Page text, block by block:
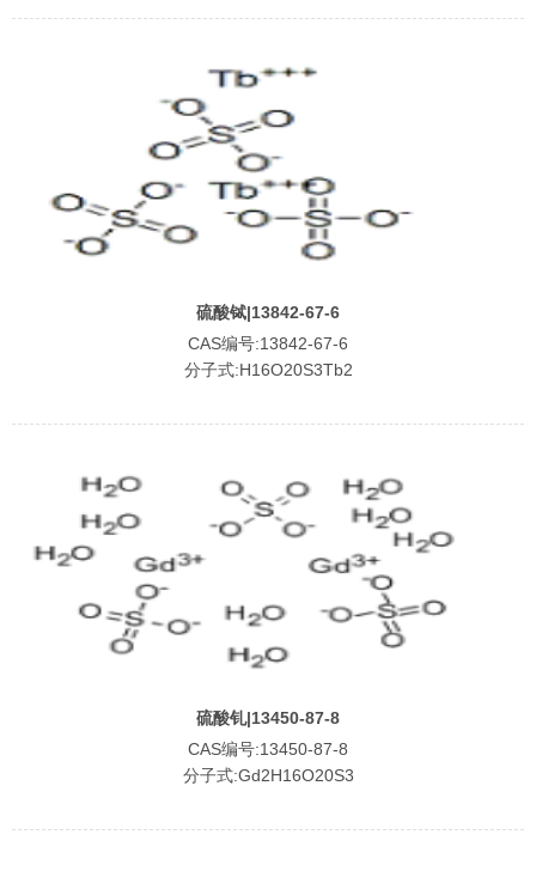
硫酸铽|13842-67-6
CAS编号:13842-67-6
分子式:H16O20S3Tb2
硫酸钆|13450-87-8
CAS编号:13450-87-8
分子式:Gd2H16O20S3